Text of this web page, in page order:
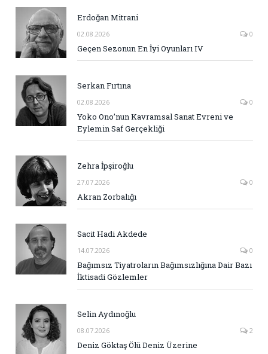
Erdoğan Mitrani
02.08.2026 0
Geçen Sezonun En İyi Oyunları IV
Serkan Fırtına
02.08.2026 0
Yoko Ono’nun Kavramsal Sanat Evreni ve
Eylemin Saf Gerçekliği
Zehra İpşiroğlu
27.07.2026 0
Akran Zorbalığı
Sacit Hadi Akdede
14.07.2026 0
Bağımsız Tiyatroların Bağımsızlığına Dair Bazı
İktisadi Gözlemler
Selin Aydınoğlu
08.07.2026 2
Deniz Göktaş Ölü Deniz Üzerine